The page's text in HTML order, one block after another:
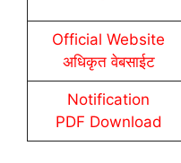
Official Website
अधिकृत वेबसाईट
Notification
PDF Download